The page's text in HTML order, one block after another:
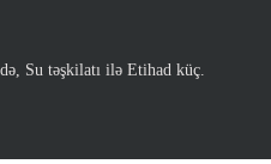
Su təşkilatı ilə Etihad küç.